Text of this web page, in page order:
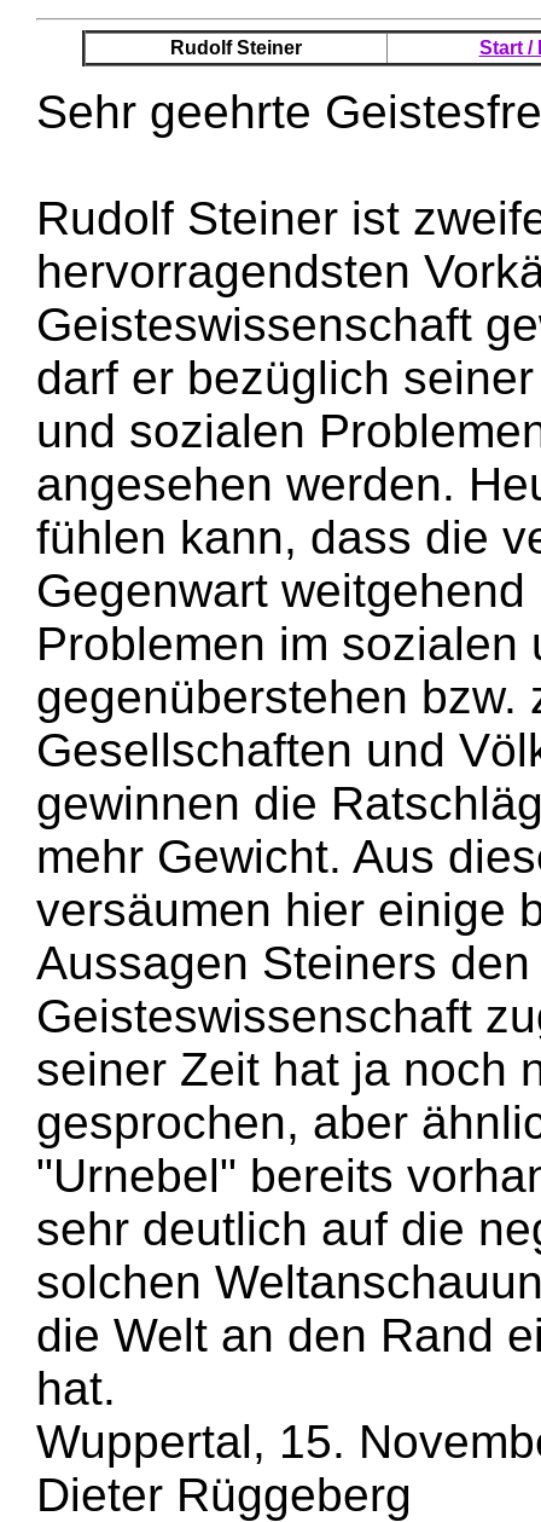
Rudolf Steiner Start /
Sehr geehrte
Rudolf Steiner ist
hervorragendsten
Geisteswissenschaft
darf er bezüglich
und sozialen
angesehen werden.
fühlen kann, dass die
Gegenwart
Problemen im
gegenüberstehen bzw.
Gesellschaften und
gewinnen die
mehr Gewicht. Aus
versäumen hier einige
Aussagen Steiners
Geisteswissenschaft
seiner Zeit hat ja noch
gesprochen, aber
"Urnebel" bereits
sehr deutlich auf die
solchen
die Welt an den Rand
hat.
Wuppertal, 15.
Dieter Rüggeberg